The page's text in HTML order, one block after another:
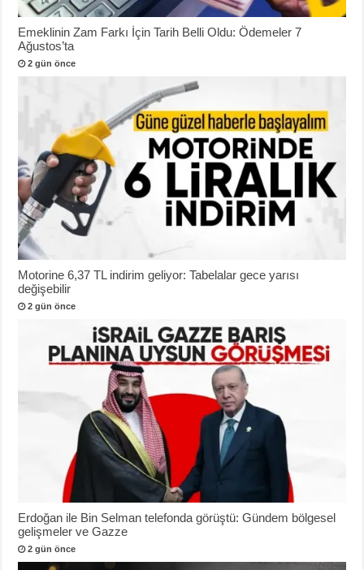
Emeklinin Zam Farkı İçin Tarih Belli Oldu: Ödemeler 7
Ağustos’ta
2 gün önce
Motorine 6,37 TL indirim geliyor: Tabelalar gece yarısı
değişebilir
2 gün önce
Erdoğan ile Bin Selman telefonda görüştü: Gündem bölgesel
gelişmeler ve Gazze
2 gün önce